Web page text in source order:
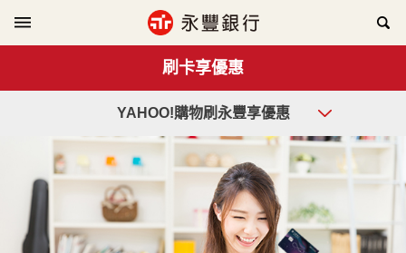
刷卡享優惠
YAHOO!購物刷永豐享優惠